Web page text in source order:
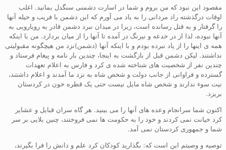
مقصود این نبود که من بروم و شما در اسارت دشمنی سنگدل بمانید. اغلب
اوقات درگذشته راد مردانی را به یاد می آورم که این دشمن با فریب و حیله آنها
را گرفتار و به قتل رسانده است، زیرا در میدان نبرد دشمن قادر به رویارویی به
آنها نبوده، لذا از در خدعه و نیرنگ در آمده تا آنها را از میان بردارد. من با اینکه
همه ی اینها را از یاد نبرده بودم و با اینکه آنها (دشمن)نزد من هیچگونه مقبولیتی
نداشتند. لیکن دشمن قبل از بازگشت به اینجا، چندین بار نامه و پیغام فرستاد و
چندین نفر از شخصیت های شناخته شده ی کرد و فارس به اعلام تعهدات
گسترده و فراوانی از جانب دولت و شخص شاه به نزد ما آمدند و اعلام داشتند،
نیت سوء ندارند و شخص شاه مایل نیست حتی یک قطره خون در کردستان
بریزد.
اکنون شما سرانجام وعده های آنها را می بینید. هر گاه سران قبایل و عشایر
کرد خیانت نمی کردند و خود را به حکومت ها نمی فروختند، چنین بلایی بر سر
شما و جمهوری کردستان نمی آمد.
توصیه و وصیتم این است که: بگذارید کودکان کرد علم و دانش را فرا بگیرند،